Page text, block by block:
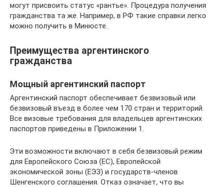
могут присвоить статус «рантье». Процедура получения
гражданства та же. Например, в РФ такие справки легко
можно получить в Минюсте.
Преимущества аргентинского
гражданства
Мощный аргентинский паспорт
Аргентинский паспорт обеспечивает безвизовый или
безвизовый въезд в более чем 170 стран и территорий.
Все визовые требования для владельцев аргентинских
паспортов приведены в Приложении 1.
Эти возможности включают в себя безвизовый режим
для Европейского Союза (ЕС), Европейской
экономической зоны (ЕЭЗ) и государств-членов
Шенгенского соглашения. Отказ означает, что вы